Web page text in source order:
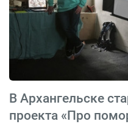
В Архангельске
проекта «Про